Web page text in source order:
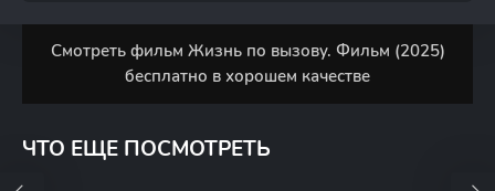
Смотреть фильм Жизнь по вызову. Фильм (2025)
бесплатно в хорошем качестве
ЧТО ЕЩЕ ПОСМОТРЕТЬ